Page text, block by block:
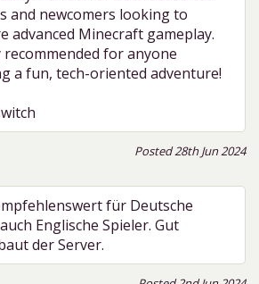
and newcomers looking to
advanced Minecraft gameplay.
recommended for anyone
a fun, tech-oriented adventure!
Posted 28th Jun 2024
für Deutsche
Englische Spieler. Gut
der Server.